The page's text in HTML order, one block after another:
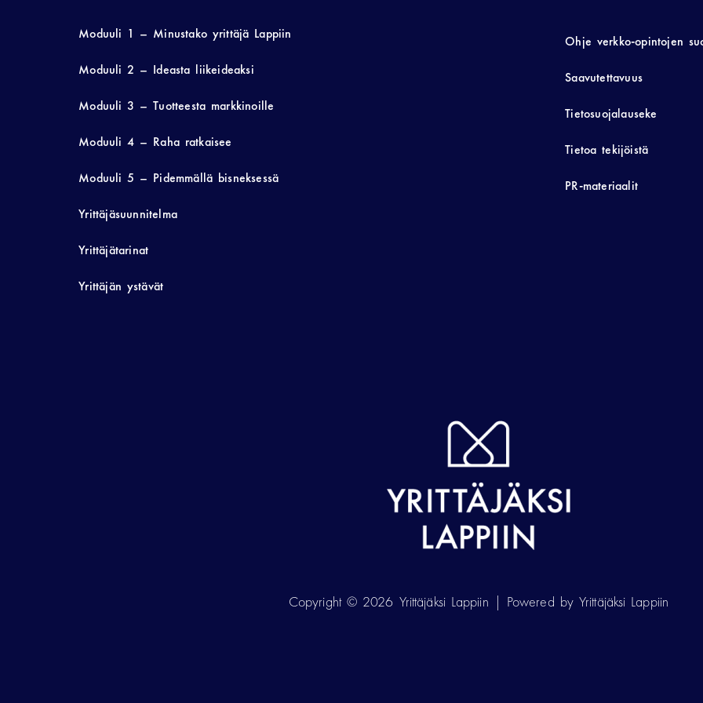
Moduuli 1 – Minustako yrittäjä Lappiin
Moduuli 2 – Ideasta liikeideaksi
Moduuli 3 – Tuotteesta markkinoille
Moduuli 4 – Raha ratkaisee
Moduuli 5 – Pidemmällä bisneksessä
Yrittäjäsuunnitelma
Yrittäjätarinat
Yrittäjän ystävät
Ohje verkko-opintojen
Saavutettavuus
Tietosuojalauseke
Tietoa tekijöistä
PR-materiaalit
Copyright © 2026 Yrittäjäksi Lappiin | Powered by Yrittäjäksi Lappiin